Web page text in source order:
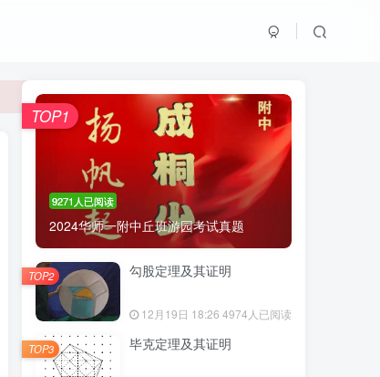
9271人已阅读
2024华师一附中丘班游园考试真题
TOP1
勾股定理及其证明
12月19日 18:26 4974人已阅读
TOP2
毕克定理及其证明
TOP3
9271人已阅读
2024华师一附中丘班游园考试真题
勾股定理及其证明